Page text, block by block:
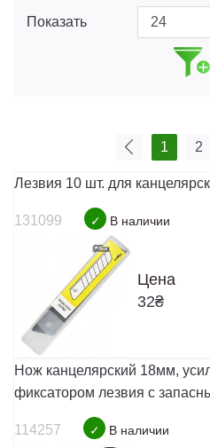
Показать
1 2
Лезвия 10 шт. для
131099 ✓ В наличии
Цена
32₴
Нож канцелярский 18мм,
фиксатором лезвия с
114257 ✓ В наличии